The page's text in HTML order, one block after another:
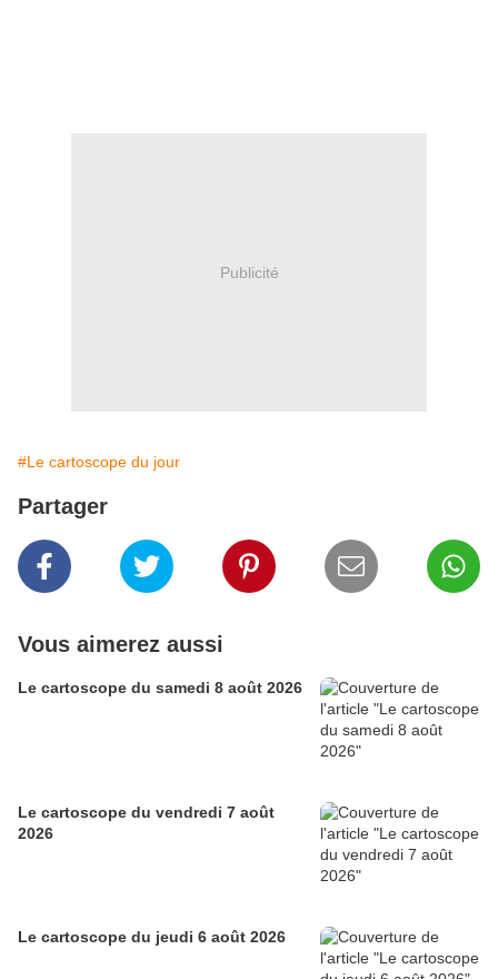
Publicité
#Le cartoscope du jour
Partager
Vous aimerez aussi
Le cartoscope du samedi 8 août 2026
Le cartoscope du vendredi 7 août
2026
Le cartoscope du jeudi 6 août 2026